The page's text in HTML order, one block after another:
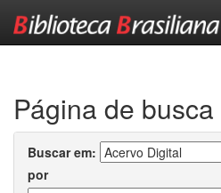
Página de busca
Buscar em:
por